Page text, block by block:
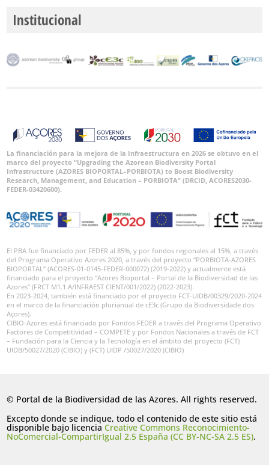
Institucional
La financiación para la mejora de la Infraestructura en 2026 se obtuvo en el
marco del proyecto “Upgrading the Azorean Biodiversity Portal
Infrastructure (AZORES BIOPORTAL–PORBIOTA) to Boost Biodiversity
Research, Management, and Education – PORBIOTA” (DRCID, ACORES2030-
FEDER-03420600).
El PBA fue financiado por FEDER al 85%, y por fondos regionales al 15%, a través
del Programa Operativo Azores 2020, a través del proyecto “PORBIOTA-AZORES
BIOPORTAL” (ACORES-01-0145-FEDER-000072) (2019-2022) y actualmente está
financiado para el proyecto “Azores Bioportal – Portal de la Biodiversidad de las
Azores” (FRCT M1.1.A/INFRAEST CIENT/001/2022) (2022-2023).
En 2023-2024, también está financiado por el proyecto FCT-UIDB/00329/2020-2024
en el marco de la financiación plurianual de cE3c (Grupo da Biodiversidade dos
Açores).
CIBIO-Azores está financiado por Fondos FEDER a través del Programa Operativo
Factores de Competitividad – COMPETE y por Fondos Nacionales a través de FCT
– Fundación para la Ciencia y la Tecnología en el ámbito del proyecto (FCT)
UIDB/50027/2020 (CIBIO) y (FCT) UIDP /50027/2020 (CIBIO)
© Portal de la Biodiversidad de las Azores. All rights reserved.
Excepto donde se indique, todo el contenido de este sitio está
disponible bajo licenciaCreative Commons Reconocimiento-
NoComercial-CompartirIgual 2.5 España (CC BY-NC-SA 2.5 ES).